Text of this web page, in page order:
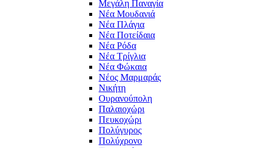
Μεγάλη Παναγία
Νέα Μουδανιά
Νέα Πλάγια
Νέα Ποτείδαια
Νέα Ρόδα
Νέα Τρίγλια
Νέα Φώκαια
Νέος Μαρμαράς
Νικήτη
Ουρανούπολη
Παλαιοχώρι
Πευκοχώρι
Πολύγυρος
Πολύχρονο